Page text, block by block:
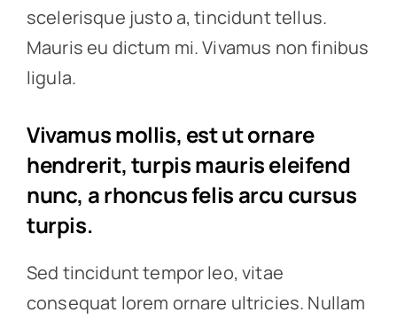
scelerisque justo a, tincidunt tellus.
Mauris eu dictum mi. Vivamus non finibus
ligula.
Vivamus mollis, est ut ornare
hendrerit, turpis mauris eleifend
nunc, a rhoncus felis arcu cursus
turpis.
Sed tincidunt tempor leo, vitae
consequat lorem ornare ultricies. Nullam